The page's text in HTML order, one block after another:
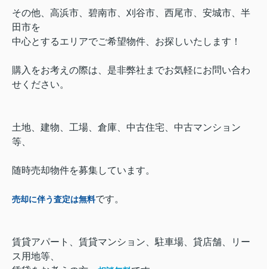
その他、高浜市、碧南市、刈谷市、西尾市、安城市、半
田市を
中心とするエリアでご希望物件、お探しいたします！
購入をお考えの際は、是非弊社までお気軽にお問い合わ
せください。
土地、建物、工場、倉庫、中古住宅、中古マンション
等、
随時売却物件を募集しています。
売却に伴う査定は無料です。
賃貸アパート、賃貸マンション、駐車場、貸店舗、リー
ス用地等、